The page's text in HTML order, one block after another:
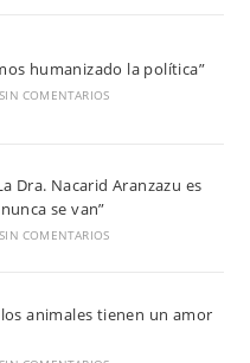
humanizado la política”
SIN COMENTARIOS
Dra. Nacarid Aranzazu es
se van”
SIN COMENTARIOS
animales tienen un amor